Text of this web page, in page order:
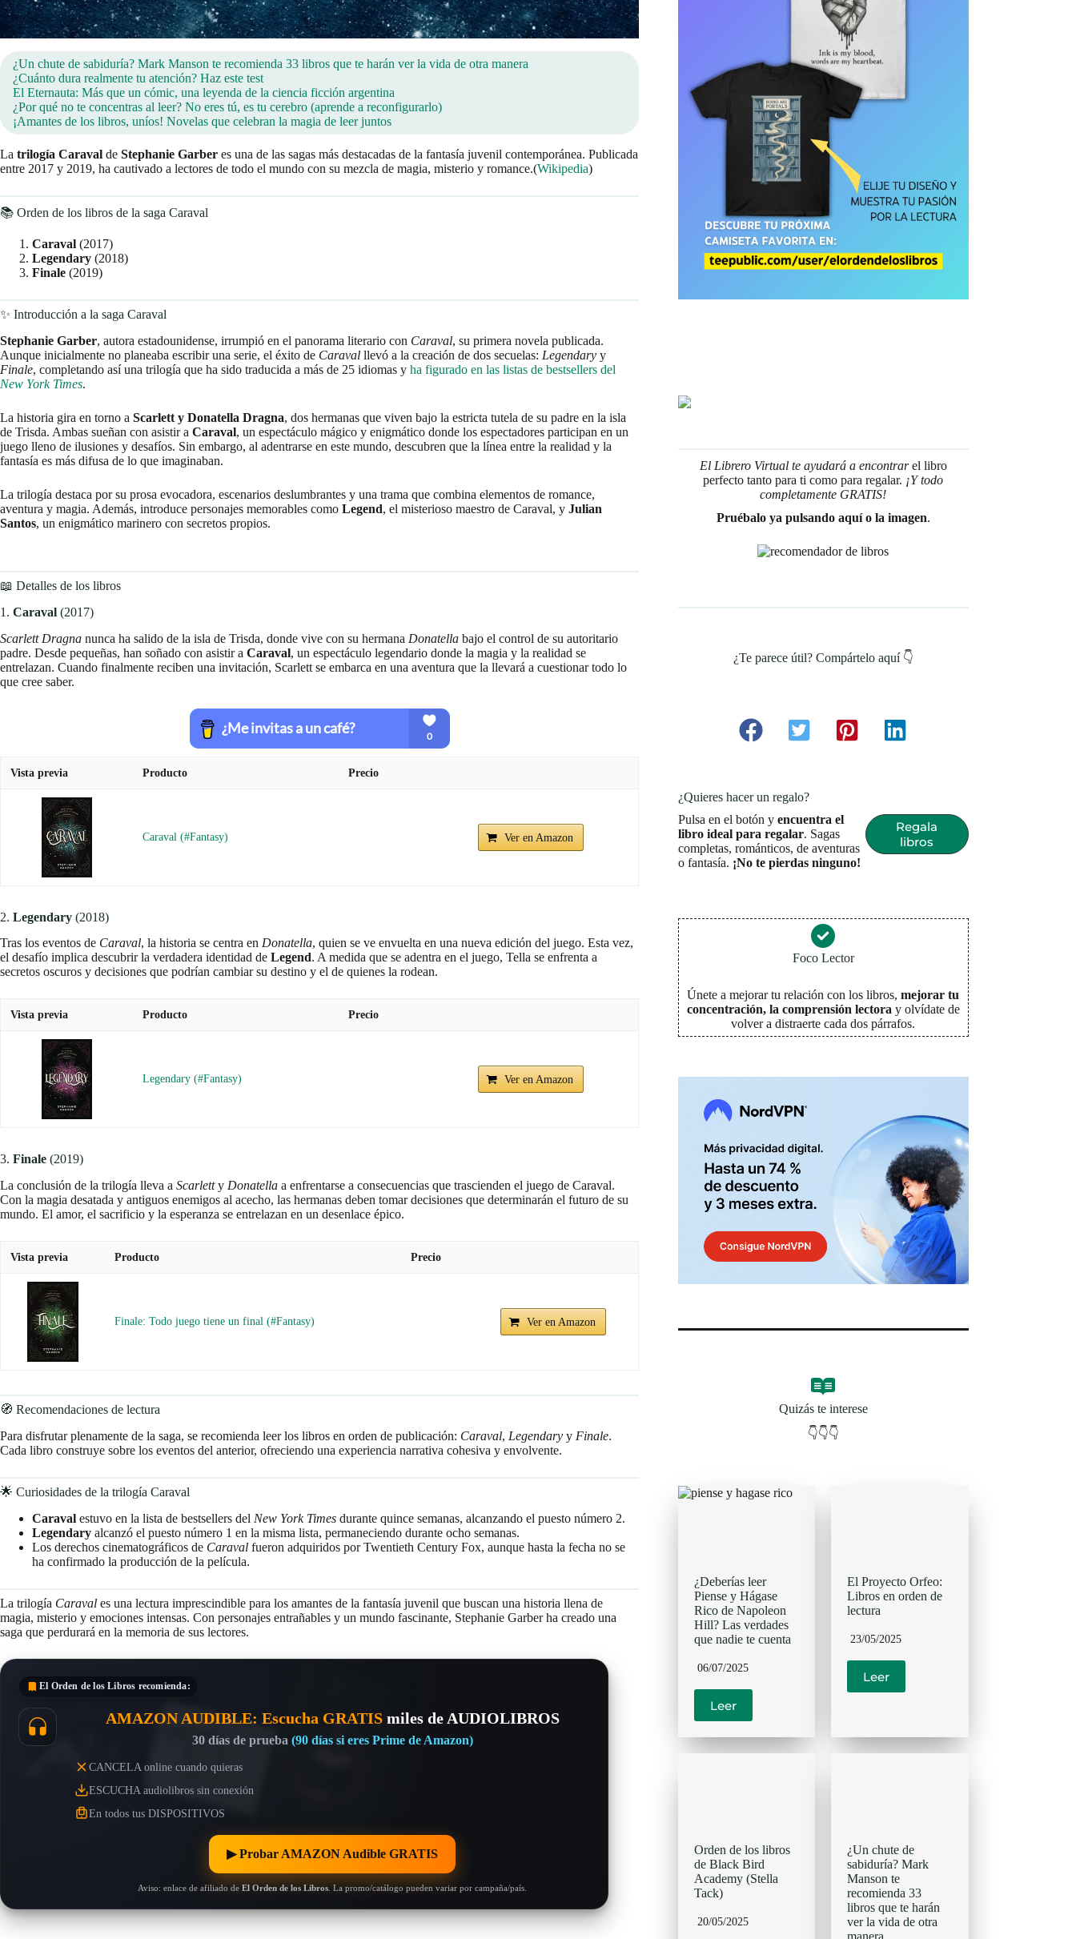
¿Un chute de sabiduría? Mark Manson te recomienda 33 libros que te harán ver la vida de otra manera
¿Cuánto dura realmente tu atención? Haz este test
El Eternauta: Más que un cómic, una leyenda de la ciencia ficción argentina
¿Por qué no te concentras al leer? No eres tú, es tu cerebro (aprende a reconfigurarlo)
¡Amantes de los libros, uníos! Novelas que celebran la magia de leer juntos
La trilogía Caraval de Stephanie Garber es una de las sagas más destacadas de la fantasía juvenil contemporánea. Publicada
entre 2017 y 2019, ha cautivado a lectores de todo el mundo con su mezcla de magia, misterio y romance.(Wikipedia)
📚 Orden de los libros de la saga Caraval
Caraval (2017)
Legendary (2018)
Finale (2019)
✨ Introducción a la saga Caraval
Stephanie Garber, autora estadounidense, irrumpió en el panorama literario con Caraval, su primera novela publicada.
Aunque inicialmente no planeaba escribir una serie, el éxito de Caraval llevó a la creación de dos secuelas: Legendary y
Finale, completando así una trilogía que ha sido traducida a más de 25 idiomas y ha figurado en las listas de bestsellers del
New York Times.
La historia gira en torno a Scarlett y Donatella Dragna, dos hermanas que viven bajo la estricta tutela de su padre en la isla
de Trisda. Ambas sueñan con asistir a Caraval, un espectáculo mágico y enigmático donde los espectadores participan en un
juego lleno de ilusiones y desafíos. Sin embargo, al adentrarse en este mundo, descubren que la línea entre la realidad y la
fantasía es más difusa de lo que imaginaban.
La trilogía destaca por su prosa evocadora, escenarios deslumbrantes y una trama que combina elementos de romance,
aventura y magia. Además, introduce personajes memorables como Legend, el misterioso maestro de Caraval, y Julian
Santos, un enigmático marinero con secretos propios.
📖 Detalles de los libros
1. Caraval (2017)
Scarlett Dragna nunca ha salido de la isla de Trisda, donde vive con su hermana Donatella bajo el control de su autoritario
padre. Desde pequeñas, han soñado con asistir a Caraval, un espectáculo legendario donde la magia y la realidad se
entrelazan. Cuando finalmente reciben una invitación, Scarlett se embarca en una aventura que la llevará a cuestionar todo lo
que cree saber.
Vista previa Producto Precio
Caraval (#Fantasy) Ver en Amazon
2. Legendary (2018)
Tras los eventos de Caraval, la historia se centra en Donatella, quien se ve envuelta en una nueva edición del juego. Esta vez,
el desafío implica descubrir la verdadera identidad de Legend. A medida que se adentra en el juego, Tella se enfrenta a
secretos oscuros y decisiones que podrían cambiar su destino y el de quienes la rodean.
Vista previa Producto Precio
Legendary (#Fantasy) Ver en Amazon
3. Finale (2019)
La conclusión de la trilogía lleva a Scarletty Donatella a enfrentarse a consecuencias que trascienden el juego de Caraval.
Con la magia desatada y antiguos enemigos al acecho, las hermanas deben tomar decisiones que determinarán el futuro de su
mundo. El amor, el sacrificio y la esperanza se entrelazan en un desenlace épico.
Vista previa Producto Precio
Finale: Todo juego tiene un final (#Fantasy) Ver en Amazon
🧭 Recomendaciones de lectura
Para disfrutar plenamente de la saga, se recomienda leer los libros en orden de publicación: Caraval, Legendary y Finale.
Cada libro construye sobre los eventos del anterior, ofreciendo una experiencia narrativa cohesiva y envolvente.
🌟 Curiosidades de la trilogía Caraval
Caraval estuvo en la lista de bestsellers del New York Times durante quince semanas, alcanzando el puesto número 2.
Legendary alcanzó el puesto número 1 en la misma lista, permaneciendo durante ocho semanas.
Los derechos cinematográficos de Caraval fueron adquiridos por Twentieth Century Fox, aunque hasta la fecha no se
ha confirmado la producción de la película.
La trilogía Caraval es una lectura imprescindible para los amantes de la fantasía juvenil que buscan una historia llena de
magia, misterio y emociones intensas. Con personajes entrañables y un mundo fascinante, Stephanie Garber ha creado una
saga que perdurará en la memoria de sus lectores.
El Orden de los Libros recomienda:
AMAZON AUDIBLE: Escucha GRATISmiles de AUDIOLIBROS
30 días de prueba (90 días si eres Prime de Amazon)
CANCELA online cuando quieras
ESCUCHA audiolibros sin conexión
En todos tus DISPOSITIVOS
▶︎ Probar AMAZON Audible GRATIS
Aviso: enlace de afiliado de El Orden de los Libros . La promo/catálogo pueden variar por campaña/país.
El Librero Virtual te ayudará a encontrarel libro
perfecto tanto para ti como para regalar. ¡Y todo
completamente GRATIS!
Pruébalo ya pulsando aquí o la imagen.
¿Te parece útil? Compártelo aquí 👇
¿Quieres hacer un regalo?
Pulsa en el botón y encuentra el
libro ideal para regalar. Sagas
completas, románticos, de aventuras
o fantasía. ¡No te pierdas ninguno!
Regala
libros
Foco Lector
Únete a mejorar tu relación con los libros,mejorar tu
concentración, la comprensión lectora y olvídate de
volver a distraerte cada dos párrafos.
Quizás te interese
👇👇👇
¿Deberías leer
Piense y Hágase
Rico de Napoleon
Hill? Las verdades
que nadie te cuenta
06/07/2025
Leer
El Proyecto Orfeo:
Libros en orden de
lectura
23/05/2025
Leer
Orden de los libros
de Black Bird
Academy (Stella
Tack)
20/05/2025
¿Un chute de
sabiduría? Mark
Manson te
recomienda 33
libros que te harán
ver la vida de otra
manera